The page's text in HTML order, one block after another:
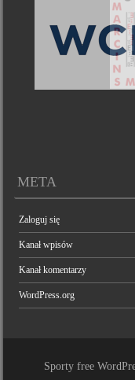
META
Zaloguj się
Kanał wpisów
Kanał komentarzy
WordPress.org
Sporty free